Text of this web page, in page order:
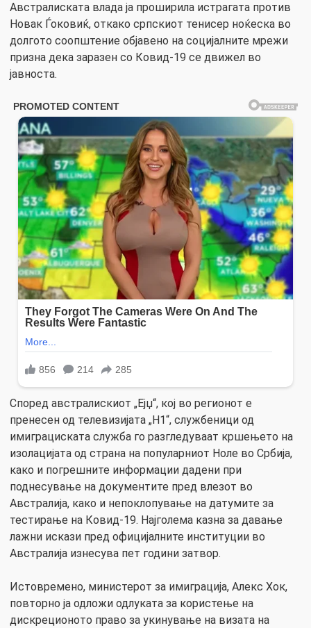
Австралиската влада ја проширила истрагата против
Новак Ѓоковиќ, откако српскиот тенисер ноќеска во
долгото соопштение објавено на социјалните мрежи
призна дека заразен со Ковид-19 се движел во
јавноста.
Според австралискиот „Ејџ“, кој во регионот е
пренесен од телевизијата „Н1“, службеници од
имиграциската служба го разгледуваат кршењето на
изолацијата од страна на популарниот Ноле во Србија,
како и погрешните информации дадени при
поднесување на документите пред влезот во
Австралија, како и непоклопување на датумите за
тестирање на Ковид-19. Најголема казна за давање
лажни искази пред официјалните институции во
Австралија изнесува пет години затвор.
Истовремено, министерот за имиграција, Алекс Хок,
повторно ја одложи одлуката за користење на
дискреционото право за укинување на визата на